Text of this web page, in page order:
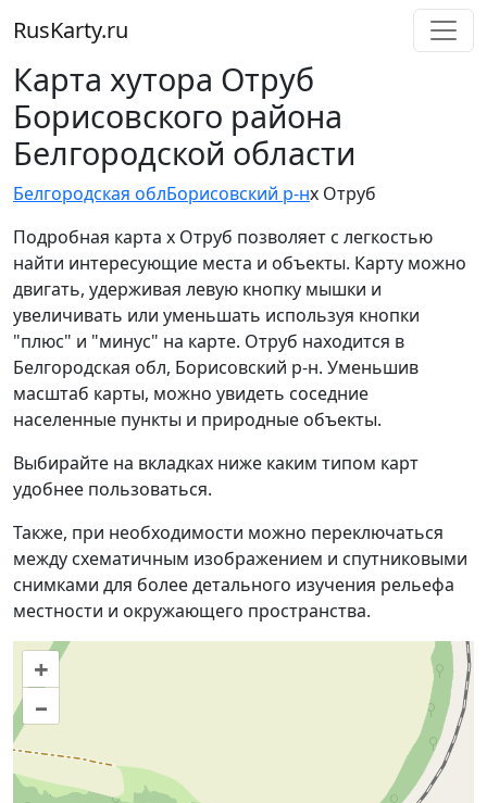
RusKarty.ru
Карта хутора Отруб
Борисовского района
Белгородской области
Белгородская облБорисовский р-нх Отруб
Подробная карта х Отруб позволяет с легкостью
найти интересующие места и объекты. Карту можно
двигать, удерживая левую кнопку мышки и
увеличивать или уменьшать используя кнопки
"плюс" и "минус" на карте. Отруб находится в
Белгородская обл, Борисовский р-н. Уменьшив
масштаб карты, можно увидеть соседние
населенные пункты и природные объекты.
Выбирайте на вкладках ниже каким типом карт
удобнее пользоваться.
Также, при необходимости можно переключаться
между схематичным изображением и спутниковыми
снимками для более детального изучения рельефа
местности и окружающего пространства.
+
–